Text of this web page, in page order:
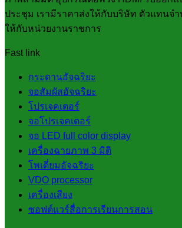
ประชุม เรามีราคาส่งให้กับบริษัท ตัวแทนจ
ให้กับหน่วยงานราชการ
Fast link
กระดานอัจฉริยะ
จอสัมผัสอัจฉริยะ
โปรเจคเตอร์
จอโปรเจคเตอร์
จอ LED full color display
เครื่องฉายภาพ 3 มิติ
โพเดี่ยมอัจฉริยะ
VDO processor
เครื่องเสียง
ซอฟต์แวร์สื่อการเรียนการสอน